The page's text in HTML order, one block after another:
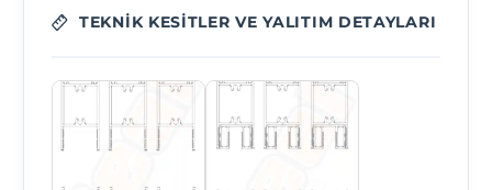
TEKNIK KESITLER VE YALITIM DETAYLARI